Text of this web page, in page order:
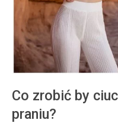
Co zrobić by
praniu?